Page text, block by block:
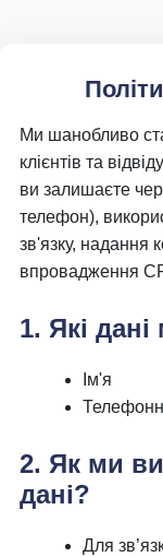
Ми шанобливо
клієнтів та
ви залишаєте
телефон),
зв'язку, надання
впровадження
1. Які
Ім'я
2. Як ми
дані?
Для